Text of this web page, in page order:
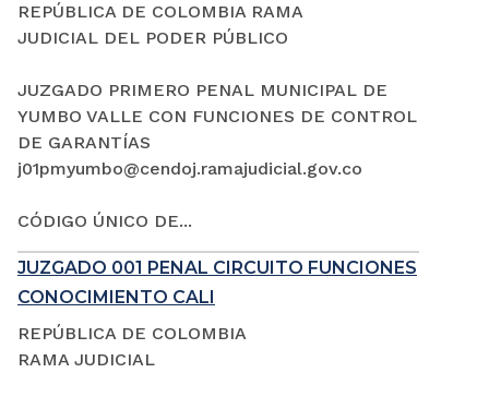
REPÚBLICA DE COLOMBIA RAMA
JUDICIAL DEL PODER PÚBLICO
JUZGADO PRIMERO PENAL MUNICIPAL DE
YUMBO VALLE CON FUNCIONES DE CONTROL
DE GARANTÍAS
j01pmyumbo@cendoj.ramajudicial.gov.co
CÓDIGO ÚNICO DE...
JUZGADO 001 PENAL CIRCUITO FUNCIONES
CONOCIMIENTO CALI
REPÚBLICA DE COLOMBIA
RAMA JUDICIAL